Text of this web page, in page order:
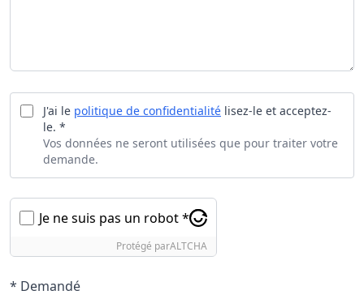
J'ai le politique de confidentialité lisez-le et acceptez-
le. *
Vos données ne seront utilisées que pour traiter votre
demande.
Je ne suis pas un robot *
Protégé parALTCHA
* Demandé